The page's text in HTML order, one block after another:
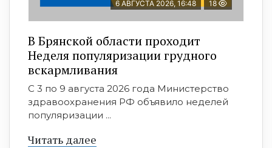
6 АВГУСТА 2026, 16:48 18
В Брянской области проходит
Неделя популяризации грудного
вскармливания
С 3 по 9 августа 2026 года Министерство
здравоохранения РФ объявило неделей
популяризации ...
Читать далее